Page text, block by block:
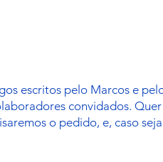
escritos pelo Marcos e
convidados.
o pedido, e, caso